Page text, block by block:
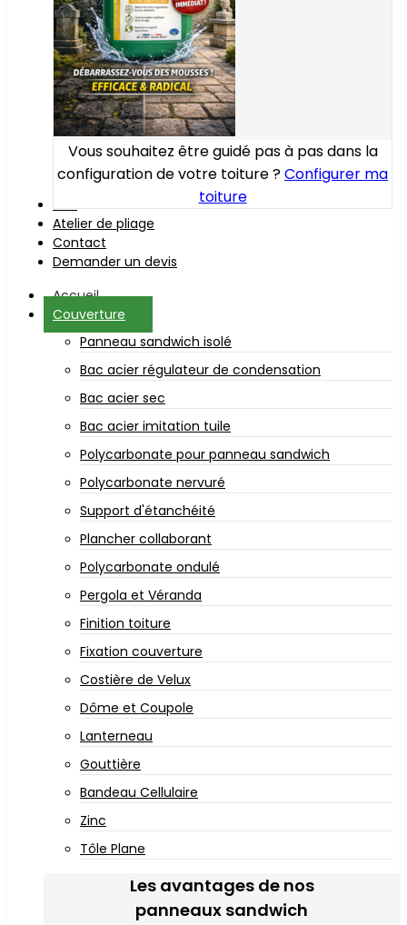
Vous souhaitez être guidé pas à pas dans la
configuration de votre toiture ?Configurer ma
toiture
Atelier de pliage
Contact
Demander un devis
Accueil
Couverture
Panneau sandwich isolé
Bac acier régulateur de condensation
Bac acier sec
Bac acier imitation tuile
Polycarbonate pour panneau sandwich
Polycarbonate nervuré
Support d'étanchéité
Plancher collaborant
Polycarbonate ondulé
Pergola et Véranda
Finition toiture
Fixation couverture
Costière de Velux
Dôme et Coupole
Lanterneau
Gouttière
Bandeau Cellulaire
Zinc
Tôle Plane
Les avantages de nos
panneaux sandwich